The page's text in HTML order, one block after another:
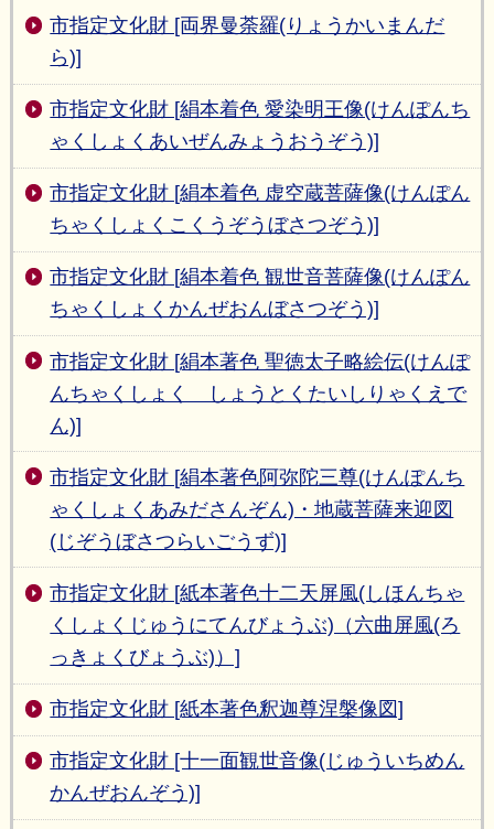
市指定文化財 [両界曼荼羅(りょうかいまんだ
ら)]
市指定文化財 [絹本着色 愛染明王像(けんぽんち
ゃくしょくあいぜんみょうおうぞう)]
市指定文化財 [絹本着色 虚空蔵菩薩像(けんぽん
ちゃくしょくこくうぞうぼさつぞう)]
市指定文化財 [絹本着色 観世音菩薩像(けんぽん
ちゃくしょくかんぜおんぼさつぞう)]
市指定文化財 [絹本著色 聖徳太子略絵伝(けんぽ
んちゃくしょく しょうとくたいしりゃくえで
ん)]
市指定文化財 [絹本著色阿弥陀三尊(けんぽんち
ゃくしょくあみださんぞん)・地蔵菩薩来迎図
(じぞうぼさつらいごうず)]
市指定文化財 [紙本著色十二天屏風(しほんちゃ
くしょくじゅうにてんびょうぶ)（六曲屏風(ろ
っきょくびょうぶ)）]
市指定文化財 [紙本著色釈迦尊涅槃像図]
市指定文化財 [十一面観世音像(じゅういちめん
かんぜおんぞう)]